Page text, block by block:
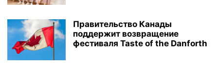
Правительство Канады
поддержит возвращение
фестиваля Taste of the Danforth